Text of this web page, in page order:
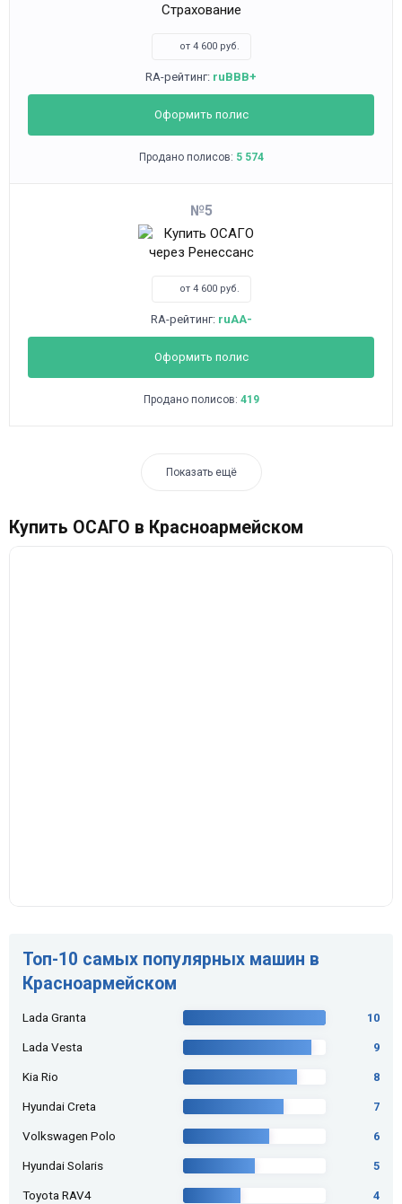
от 4 600 руб.
RA-рейтинг: ruBBB+
Оформить полис
Продано полисов: 5 574
5
от 4 600 руб.
RA-рейтинг: ruAA-
Оформить полис
Продано полисов: 419
Показать ещё
Купить ОСАГО в Красноармейском
Топ-10 самых популярных машин в
Красноармейском
Lada Granta 10
Lada Vesta 9
Kia Rio 8
Hyundai Creta 7
Volkswagen Polo 6
Hyundai Solaris 5
Toyota RAV4 4